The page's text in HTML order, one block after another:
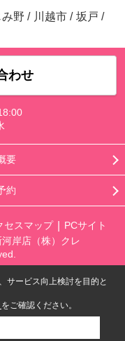
野 / 川越市 / 坂戸 /
わせ
要
約
セスマップ
PCサイト
岸店（株）クレ
サービス向上検討を目的と
をご確認ください。